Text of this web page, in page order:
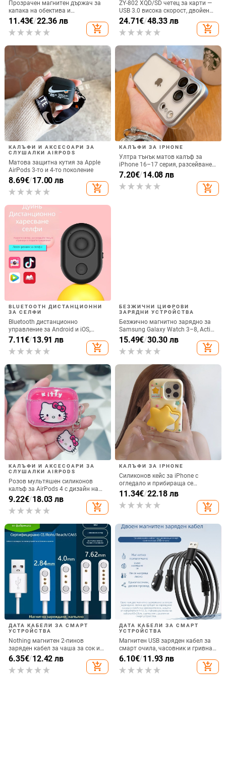
Прозрачен магнитен държач за
капака на обектива и
удароустойчив твърд калъф за
iPhone 17 Pro Max
11.43€/22.36 лв
add_shopping_cart
ZY-802 XQD/SD четец за карти —
USB 3.0 висока скорост, двойен
интерфейс Type-C и USB,
алуминиев сплав + ABS
24.71€/48.33 лв
add_shopping_cart
КАЛЪФИ И АКСЕСОАРИ ЗА
СЛУШАЛКИ AIRPODS
Матова защитна кутия за Apple
AirPods 3-то и 4-то поколение
8.69€/17.00 лв
add_shopping_cart
КАЛЪФИ ЗА IPHONE
Ултра тънък матов калъф за
iPhone 16–17 серия, разсейване
на топлината, пълно покритие,
удароустойчив и устойчив на
отпечатъци
7.20€/14.08 лв
add_shopping_cart
BLUETOOTH ДИСТАНЦИОННИ
ЗА СЕЛФИ
Bluetooth дистанционно
управление за Android и iOS,
универсално за снимки и
видеозаписи, модел 6-key tremolo,
Vernon, ABS материал, тегло 15 g
7.11€/13.91 лв
add_shopping_cart
БЕЗЖИЧНИ ЦИФРОВИ
ЗАРЯДНИ УСТРОЙСТВА
Безжично магнитно зарядно за
Samsung Galaxy Watch 3–8, Active
1/2 • QC2.0 • Магнитно зареждане
• 3W / 1A
15.49€/30.30 лв
add_shopping_cart
КАЛЪФИ И АКСЕСОАРИ ЗА
СЛУШАЛКИ AIRPODS
Розов мультяшен силиконов
калъф за AirPods 4 с дизайн на
котка
9.22€/18.03 лв
add_shopping_cart
КАЛЪФИ ЗА IPHONE
Силиконов кейс за iPhone с
огледало и прибираща се
подвижна стойка в дизайн на
петолъчка, съвместим с iPhone
13–17 Pro/Max
11.34€/22.18 лв
add_shopping_cart
ДАТА КАБЕЛИ ЗА СМАРТ
УСТРОЙСТВА
Nothing магнитен 2-пинов
заряден кабел за чаша за сок и
смарт часовник – 60 см, силен
магнит N52, 7,62 мм разстояние
между пиновете
6.35€/12.42 лв
add_shopping_cart
ДАТА КАБЕЛИ ЗА СМАРТ
УСТРОЙСТВА
Магнитен USB заряден кабел за
смарт очила, часовник и гривна
– едно към две, съвместим с 4.0-
12.3, марка Rising Sun
6.10€/11.93 лв
add_shopping_cart